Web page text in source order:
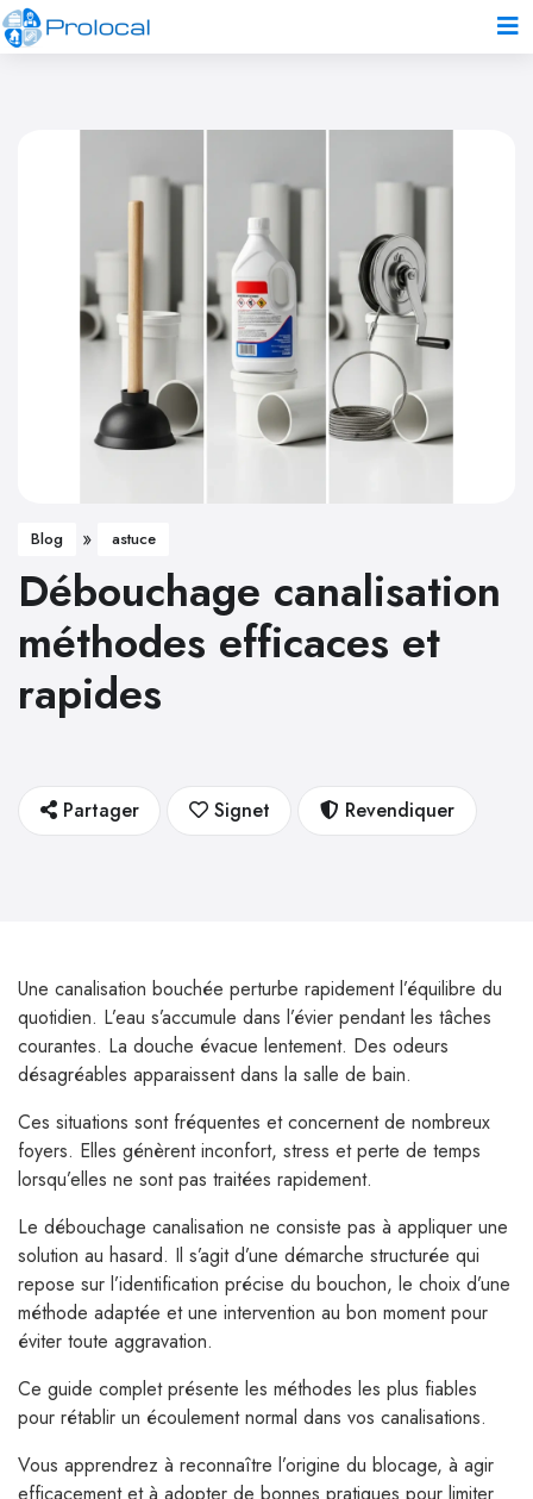
Blog » astuce
Débouchage canalisation
méthodes efficaces et
rapides
Partager Signet Revendiquer
Une canalisation bouchée perturbe rapidement l’équilibre du
quotidien. L’eau s’accumule dans l’évier pendant les tâches
courantes. La douche évacue lentement. Des odeurs
désagréables apparaissent dans la salle de bain.
Ces situations sont fréquentes et concernent de nombreux
foyers. Elles génèrent inconfort, stress et perte de temps
lorsqu’elles ne sont pas traitées rapidement.
Le débouchage canalisation ne consiste pas à appliquer une
solution au hasard. Il s’agit d’une démarche structurée qui
repose sur l’identification précise du bouchon, le choix d’une
méthode adaptée et une intervention au bon moment pour
éviter toute aggravation.
Ce guide complet présente les méthodes les plus fiables
pour rétablir un écoulement normal dans vos canalisations.
Vous apprendrez à reconnaître l’origine du blocage, à agir
efficacement et à adopter de bonnes pratiques pour limiter